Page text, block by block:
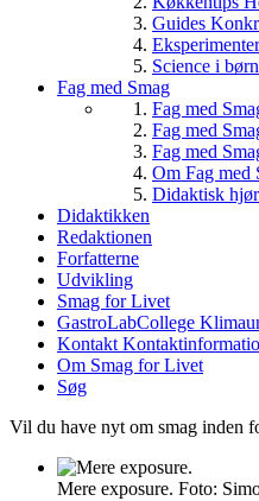
Guides
Science i
Fag med Smag
Fag med
Fag med
Fag med
Om Fag med
Didaktisk
Didaktikken
Redaktionen
Forfatterne
Udvikling
Smag for Livet
GastroLabCollege
Kontakt
Om Smag for Livet
Søg
Vil du have nyt om smag inden
Mere exposure. Foto: